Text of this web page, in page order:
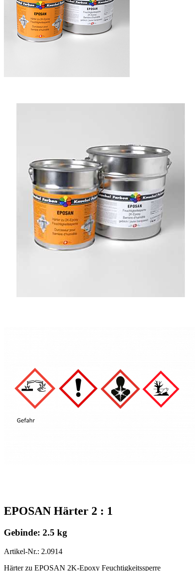
EPOSAN Härter 2 : 1
Gebinde: 2.5 kg
Artikel-Nr.: 2.0914
Härter zu EPOSAN 2K-Epoxy Feuchtigkeitssperre